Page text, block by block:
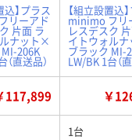
込】プラス
リーアド
片面 ラ
ナット×
206K
直送品）
【組立設置込
minimo フリ
レスデスク
イトウォル
ブラック MI-
LW/BK 1台（
117,899 ￥
1台